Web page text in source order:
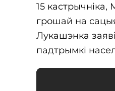
15 кастрычніка,
грошай на
Лукашэнка
падтрымкі